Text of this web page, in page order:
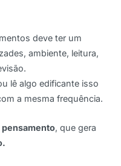
deve ter um
ambiente, leitura,
lê algo edificante isso
a mesma frequência.
pensamento, que gera